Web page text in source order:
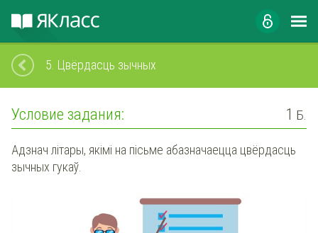
5. Цвёрдасць зычных
Условие задания: 1 Б.
Адзнач літары, якімі на пісьме абазначаецца цвёрдасць
зычных гукаў.